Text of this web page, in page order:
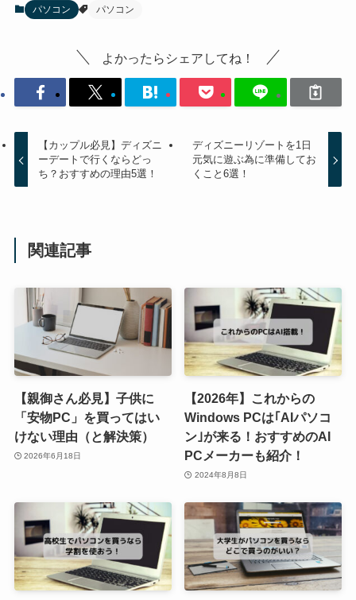
パソコン パソコン
よかったらシェアしてね！
【カップル必見】ディズニ
ーデートで行くならどっ
ち？おすすめの理由5選！
ディズニーリゾートを1日
元気に遊ぶ為に準備してお
くこと6選！
関連記事
【親御さん必見】子供に
「安物PC」を買ってはい
けない理由（と解決策）
2026年6月18日
【2026年】これからの
Windows PCは｢AIパソコ
ン｣が来る！おすすめのAI
PCメーカーも紹介！
2024年8月8日